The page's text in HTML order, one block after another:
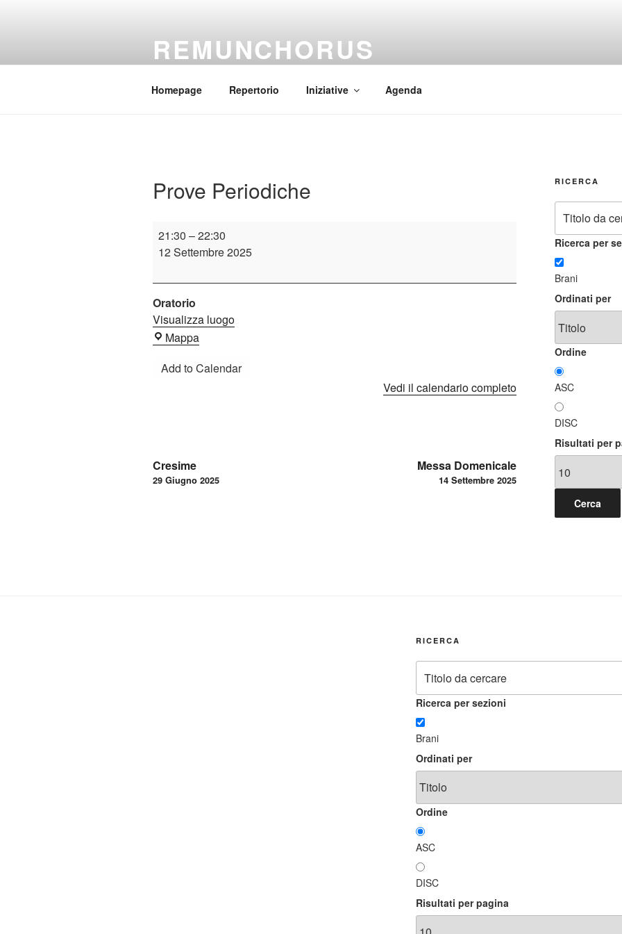
REMUNCHORUS
Homepage Repertorio Iniziative Agenda
Prove Periodiche
Prove
Periodiche
21:30 –22:30
12 Settembre 2025
Oratorio
Visualizza luogo
Mappa
Add to Calendar
Vedi il calendario completo
Navigazione
articoli
Cresime
29 Giugno 2025
Messa Domenicale
14 Settembre 2025
RICERCA
Ricerca per
Brani
Ordinati per
Ordine
ASC
DISC
Risultati per
RICERCA
Ricerca per sezioni
Brani
Ordinati per
Ordine
ASC
DISC
Risultati per pagina